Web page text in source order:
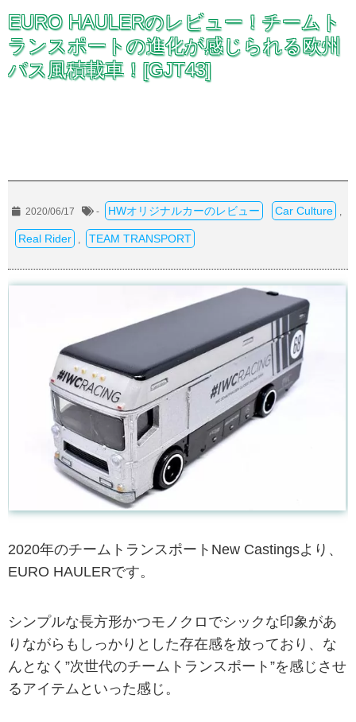
EURO HAULERのレビュー！チームト
ランスポートの進化が感じられる欧州
バス風積載車！[GJT43]
2020/06/17 - HWオリジナルカーのレビュー Car Culture
Real Rider TEAM TRANSPORT
2020年のチームトランスポートNew Castingsより、
EURO HAULERです。
シンプルな長方形かつモノクロでシックな印象があ
りながらもしっかりとした存在感を放っており、な
んとなく”次世代のチームトランスポート”を感じさせ
るアイテムといった感じ。